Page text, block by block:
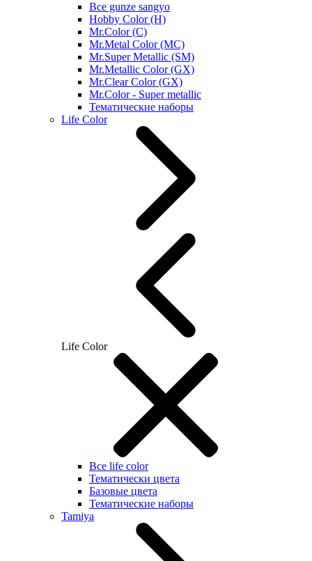
Все gunze sangyo
Hobby Color (H)
Mr.Color (C)
Mr.Metal Color (MC)
Mr.Super Metallic (SM)
Mr.Metallic Color (GX)
Mr.Clear Color (GX)
Mr.Color - Super metallic
Тематические наборы
Life Color
Life Color
Все life color
Тематически цвета
Базовые цвета
Тематические наборы
Tamiya